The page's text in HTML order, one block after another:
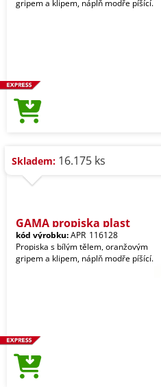
gripem a klipem, náplň modře píšící.
Skladem: 16.175 ks
GAMA propiska plast
kód výrobku:APR_116128
Propiska s bílým tělem, oranžovým
gripem a klipem, náplň modře píšící.